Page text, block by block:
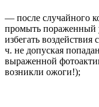
— после случайного
промыть пораженный
избегать
ч. не допуская
выраженной
возникли ожоги!);